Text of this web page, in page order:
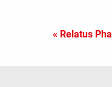
« Relatus